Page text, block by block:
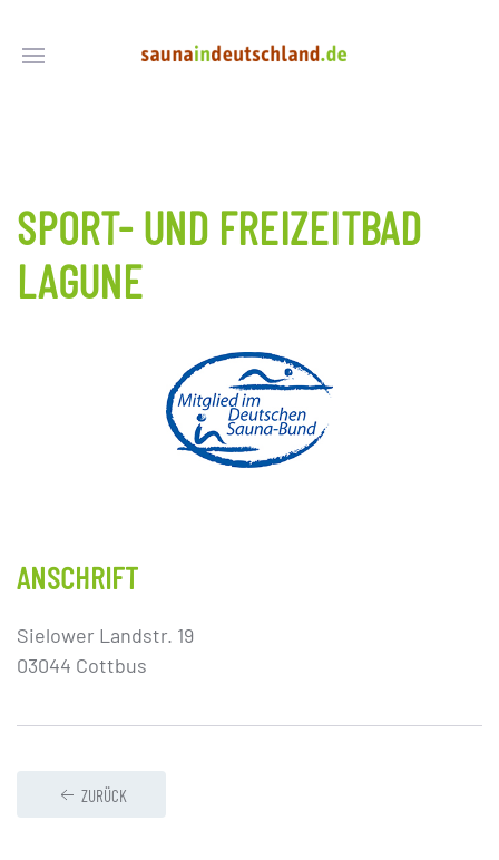
SPORT- UND FREIZEITBAD
LAGUNE
ANSCHRIFT
Sielower Landstr. 19
03044 Cottbus
ZURÜCK